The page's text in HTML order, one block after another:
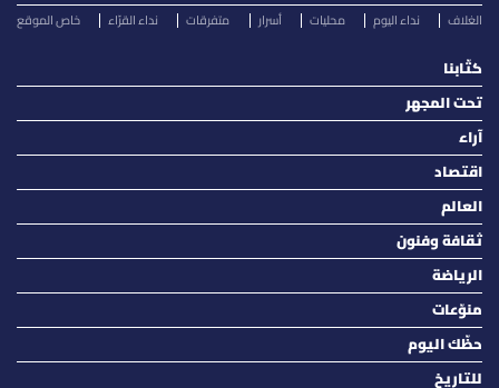
الغلاف نداء اليوم محليات أسرار متفرقات نداء القرّاء خاص الموقع
كتّابنا
تحت المجهر
آراء
اقتصاد
العالم
ثقافة وفنون
الرياضة
منوّعات
حظّك اليوم
للتاريخ